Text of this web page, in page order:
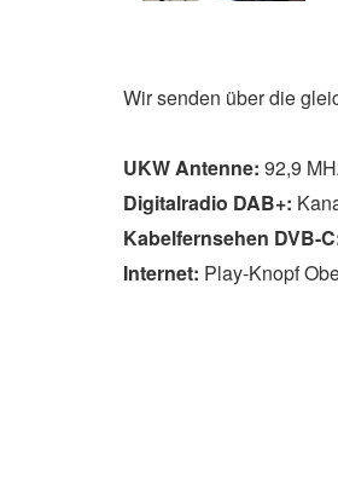
Wir senden über die
UKW Antenne: 92,9
Digitalradio DAB+:
Kabelfernsehen DVB-
Internet: Play-Knopf